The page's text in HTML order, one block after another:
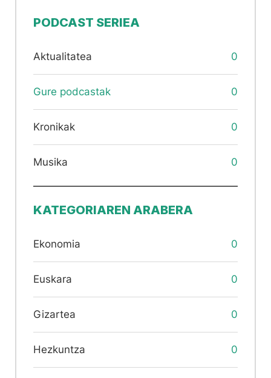
PODCAST SERIEA
Aktualitatea 0
Gure podcastak 0
Kronikak 0
Musika 0
KATEGORIAREN ARABERA
Ekonomia 0
Euskara 0
Gizartea 0
Hezkuntza 0